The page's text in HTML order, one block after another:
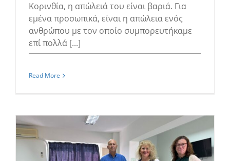
Κορινθία, η απώλειά του είναι βαριά. Για
εμένα προσωπικά, είναι η απώλεια ενός
ανθρώπου με τον οποίο συμπορευτήκαμε
επί πολλά [...]
Read More